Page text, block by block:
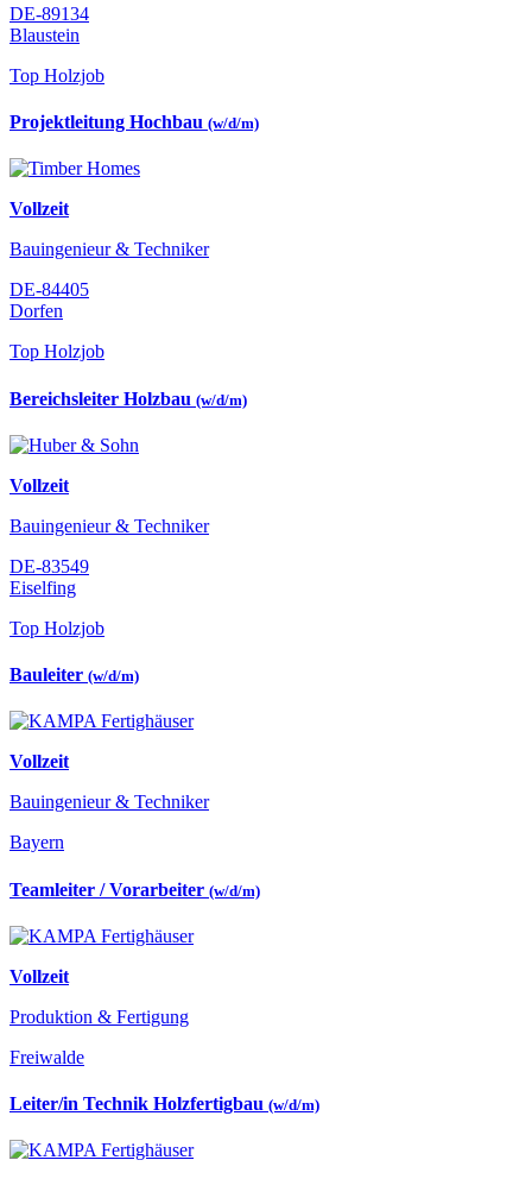
DE-89134
Blaustein
Top Holzjob
Projektleitung Hochbau (w/d/m)
Vollzeit
Bauingenieur & Techniker
DE-84405
Dorfen
Top Holzjob
Bereichsleiter Holzbau (w/d/m)
Vollzeit
Bauingenieur & Techniker
DE-83549
Eiselfing
Top Holzjob
Bauleiter (w/d/m)
Vollzeit
Bauingenieur & Techniker
Bayern
Teamleiter / Vorarbeiter (w/d/m)
Vollzeit
Produktion & Fertigung
Freiwalde
Leiter/in Technik Holzfertigbau (w/d/m)